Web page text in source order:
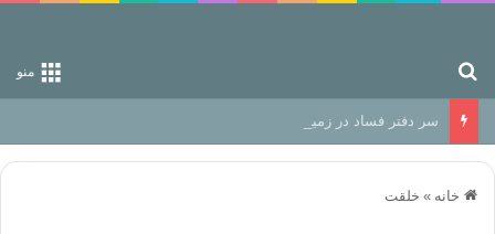
منو
سر دفتر فساد در زمین‌، دوری وکناره‌گیری از راه خداست‌!
خانه » خلقت